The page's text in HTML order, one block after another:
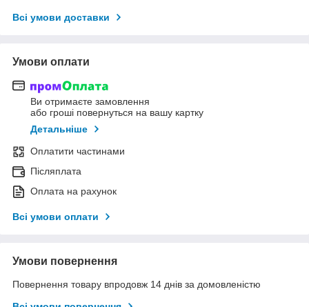
Всі умови доставки
Умови оплати
Ви отримаєте замовлення
або гроші повернуться на вашу картку
Детальніше
Оплатити частинами
Післяплата
Оплата на рахунок
Всі умови оплати
Умови повернення
Повернення товару впродовж 14 днів за домовленістю